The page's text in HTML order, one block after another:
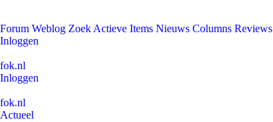
Forum Weblog Zoek Actieve Items Nieuws Columns Reviews
Inloggen
fok.nl
Inloggen
fok.nl
Actueel